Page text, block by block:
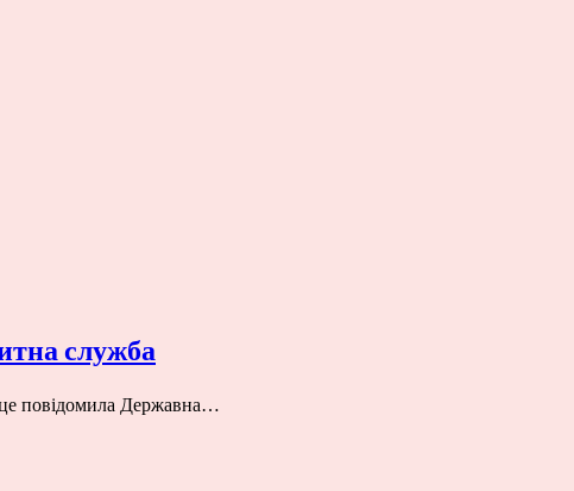
служба
повідомила Державна…